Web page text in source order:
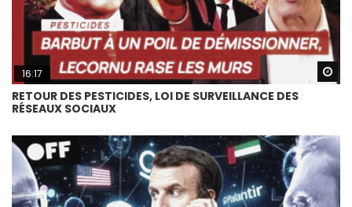
16:17
RETOUR DES PESTICIDES, LOI DE SURVEILLANCE DES
RÉSEAUX SOCIAUX